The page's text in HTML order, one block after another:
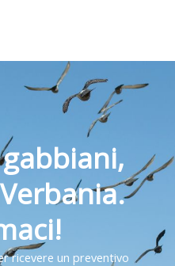
ricevere un preventivo